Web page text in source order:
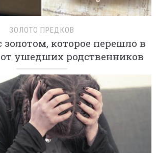
ЗОЛОТО ПРЕДКОВ
золотом, которое перешло в
от ушедших родственников